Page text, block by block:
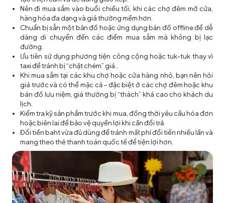
Nên đi mua sắm vào buổi chiều tối, khi các chợ đêm mở cửa,
hàng hóa đa dạng và giá thường mềm hơn.
Chuẩn bị sẵn một bản đồ hoặc ứng dụng bản đồ offline để dễ
dàng di chuyển đến các điểm mua sắm mà không bị lạc
đường.
Ưu tiên sử dụng phương tiện công cộng hoặc tuk-tuk thay vì
taxi để tránh bị “chặt chém” giá..
Khi mua sắm tại các khu chợ hoặc cửa hàng nhỏ, bạn nên hỏi
giá trước và có thể mặc cả – đặc biệt ở các chợ đêm hoặc khu
bán đồ lưu niệm, giá thường bị “thách” khá cao cho khách du
lịch.
Kiểm tra kỹ sản phẩm trước khi mua, đồng thời yêu cầu hóa đơn
hoặc biên lai để bảo vệ quyền lợi khi cần đổi trả.
Đổi tiền baht vừa đủ dùng để tránh mất phí đổi tiền nhiều lần và
mang theo thẻ thanh toán quốc tế để tiện lợi hơn.